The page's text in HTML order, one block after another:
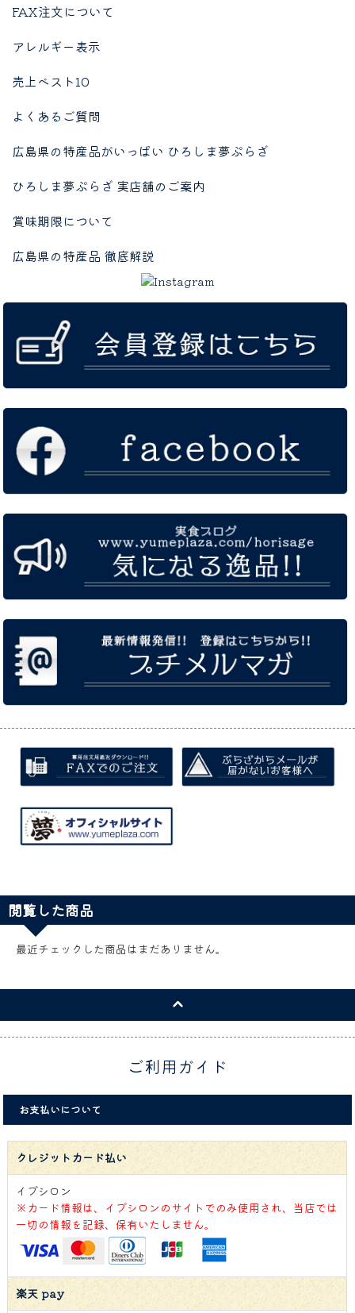
FAX注文について
アレルギー表示
売上ベスト10
よくあるご質問
広島県の特産品がいっぱい ひろしま夢ぷらざ
ひろしま夢ぷらざ 実店舗のご案内
賞味期限について
広島県の特産品 徹底解説
閲覧した商品
最近チェックした商品はまだありません。
ご利用ガイド
お支払いについて
クレジットカード払い
イプシロン
※カード情報は、イプシロンのサイトでのみ使用され、当店では
一切の情報を記録、保有いたしません。
楽天 pay